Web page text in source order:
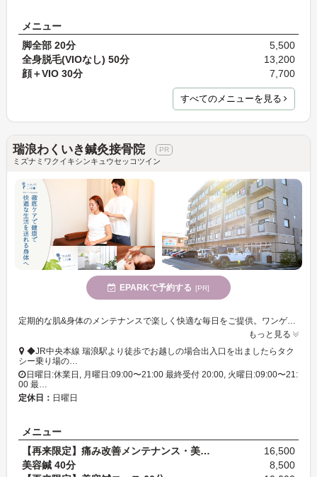
メニュー
脚全部 20分
5,500
全身脱毛(VIOなし) 50分
13,200
顔＋VIO 30分
7,700
すべてのメニューを見る
瑞浪わくいき鍼灸接骨院
ミズナミワクイキシンキュウセッコツイン
EPARKで予約する [PR]
定期的な肌&身体のメンテナンスで楽しく快適な毎日をご提供。ワンゲスト制のお店なので自分を労わる大切な時間にもピッタリ◎
もっと見る
◆JR中央本線 瑞浪駅より徒歩でお越しの場合出入口を出ましたらタク
シー乗り場の…
日曜日:休業日, 月曜日:09:00〜21:00 最終受付 20:00, 火曜日:09:00〜21:
00 最…
定休日： 日曜日
メニュー
【再来限定】痛み改善メンテナンス・美容鍼＋フェイ…
16,500
美容鍼 40分
8,500